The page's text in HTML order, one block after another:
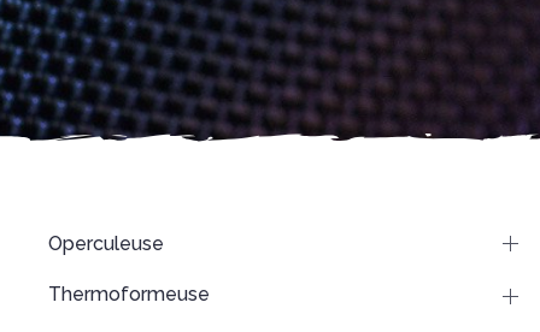
Operculeuse
Thermoformeuse